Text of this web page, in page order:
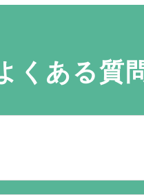
くある質